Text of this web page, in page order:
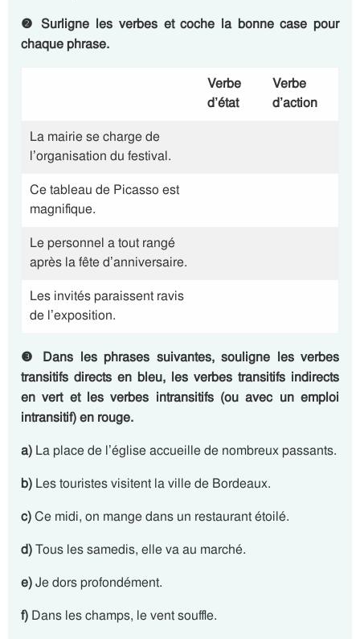
❷ Surligne les verbes et coche la bonne case pour
chaque phrase.
Verbe
d’état
Verbe
d’action
La mairie se charge de
l’organisation du festival.
Ce tableau de Picasso est
magnifique.
Le personnel a tout rangé
après la fête d’anniversaire.
Les invités paraissent ravis
de l’exposition.
❸ Dans les phrases suivantes, souligne les verbes
transitifs directs en bleu, les verbes transitifs indirects
en vert et les verbes intransitifs (ou avec un emploi
intransitif) en rouge.
a) La place de l’église accueille de nombreux passants.
b) Les touristes visitent la ville de Bordeaux.
c)Ce midi, on mange dans un restaurant étoilé.
d)Tous les samedis, elle va au marché.
e)Je dors profondément.
f) Dans les champs, le vent souffle.